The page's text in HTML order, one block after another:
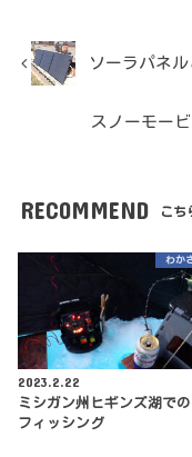
ソーラパネ
スノーモー
RECOMMEND こち
わか
2023.2.22
ミシガン州ヒギンズ湖で
フィッシング